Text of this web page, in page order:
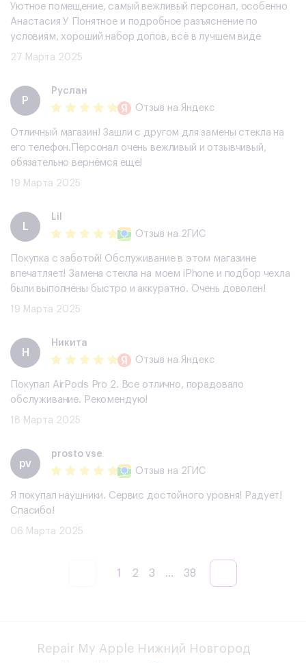
Уютное помещение, самый вежливый персонал, особенно
Анастасия У Понятное и подробное разъяснение по
условиям, хороший набор допов, всë в лучшем виде
27 Марта 2025
Р
Руслан
Отзыв на Яндекс
Отличный магазин! Зашли с другом для замены стекла на
его телефон.Персонал очень вежливый и отзывчивый,
обязательно вернёмся еще!
19 Марта 2025
L
Lil
Отзыв на 2ГИС
Покупка с заботой! Обслуживание в этом магазине
впечатляет! Замена стекла на моем iPhone и подбор чехла
были выполнены быстро и аккуратно. Очень доволен!
19 Марта 2025
Н
Никита
Отзыв на Яндекс
Покупал AirPods Pro 2. Все отлично, порадовало
обслуживание. Рекомендую!
18 Марта 2025
pv
prosto vse
Отзыв на 2ГИС
Я покупал наушники. Сервис достойного уровня! Радует!
Спасибо!
06 Марта 2025
1 2 3 ... 38
Repair My Apple Нижний Новгород